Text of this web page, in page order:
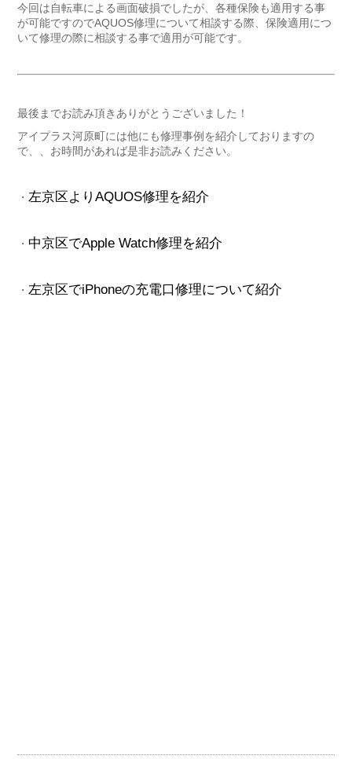
今回は自転車による画面破損でしたが、各種保険も適用する事
が可能ですのでAQUOS修理について相談する際、保険適用につ
いて修理の際に相談する事で適用が可能です。
最後までお読み頂きありがとうございました！
アイプラス河原町には他にも修理事例を紹介しておりますの
で、、お時間があれば是非お読みください。
・ 左京区よりAQUOS修理を紹介
・ 中京区でApple Watch修理を紹介
・ 左京区でiPhoneの充電口修理について紹介